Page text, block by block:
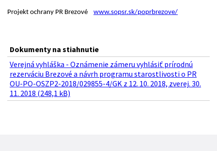
Projekt ochrany PR Brezové www.sopsr.sk/poprbrezove/
Dokumenty na stiahnutie
Verejná vyhláška - Oznámenie zámeru vyhlásiť prírodnú
rezerváciu Brezové a návrh programu starostlivosti o PR
OU-PO-OSZP2-2018/029855-4/GK z 12. 10. 2018, zverej. 30.
11. 2018 (248,1 kB)